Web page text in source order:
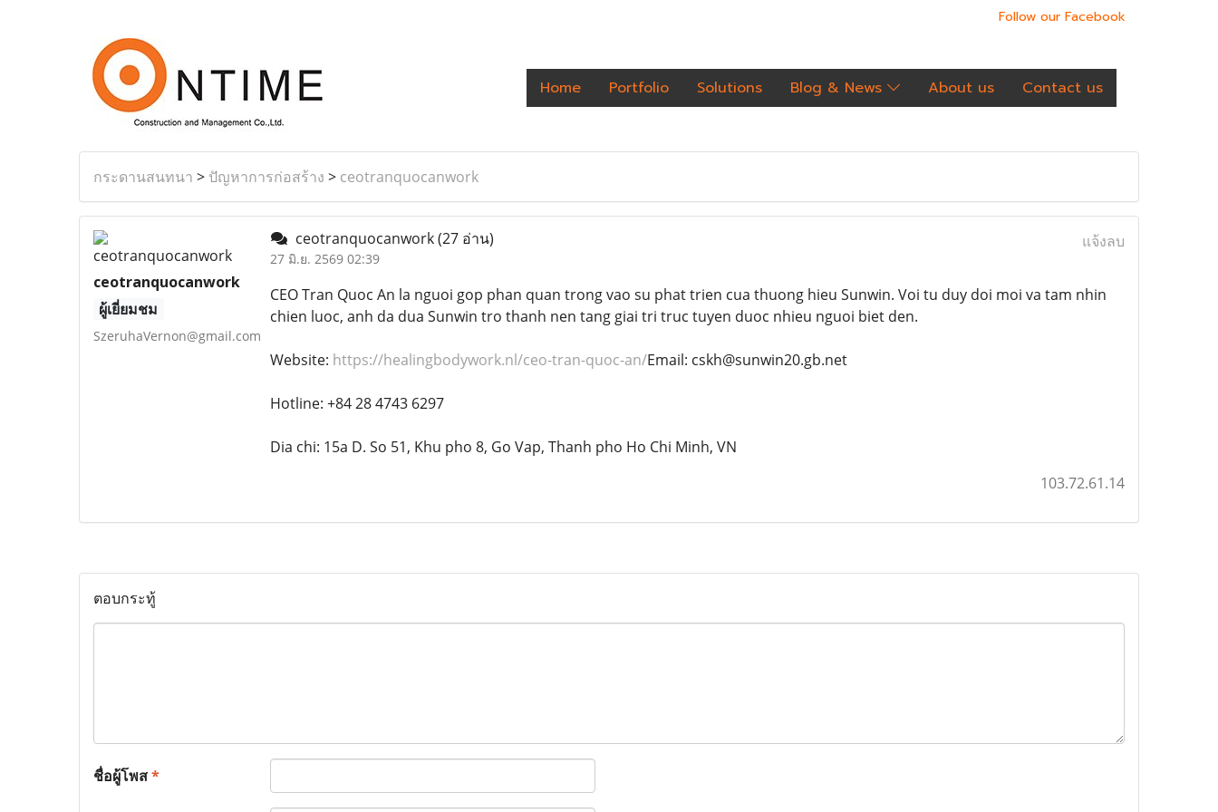
Follow our Facebook
Home Portfolio Solutions Blog & News About us Contact us
กระดานสนทนา > ปัญหาการก่อสร้าง > ceotranquocanwork
ceotranquocanwork
ผู้เยี่ยมชม
SzeruhaVernon@gmail.com
ceotranquocanwork(27 อ่าน)
27 มิ.ย. 2569 02:39
แจ้งลบ
CEO Tran Quoc An la nguoi gop phan quan trong vao su phat trien cua thuong hieu Sunwin. Voi tu duy doi moi va tam nhin
chien luoc, anh da dua Sunwin tro thanh nen tang giai tri truc tuyen duoc nhieu nguoi biet den.
Website: https://healingbodywork.nl/ceo-tran-quoc-an/Email: cskh@sunwin20.gb.net
Hotline: +84 28 4743 6297
Dia chi: 15a D. So 51, Khu pho 8, Go Vap, Thanh pho Ho Chi Minh, VN
103.72.61.14
ตอบกระทู้
ชื่อผู้โพส*